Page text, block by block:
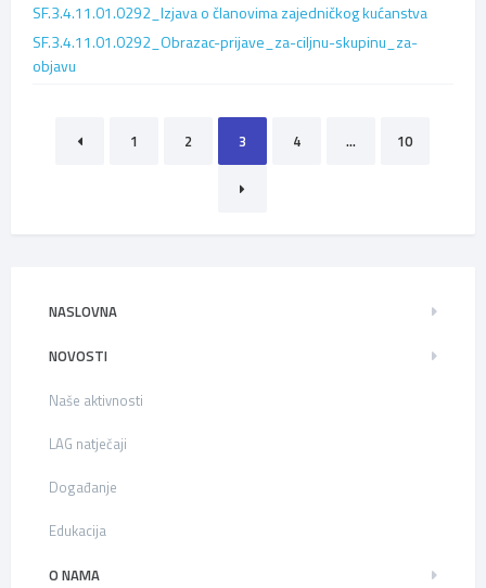
SF.3.4.11.01.0292_Izjava o članovima zajedničkog kućanstva
SF.3.4.11.01.0292_Obrazac-prijave_za-ciljnu-skupinu_za-
objavu
Brojevi 1 2 3 4 … 10
NASLOVNA
NOVOSTI
Naše aktivnosti
LAG natječaji
Događanje
Edukacija
O NAMA